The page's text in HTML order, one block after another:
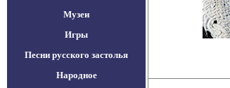
Музеи
Игры
Песни русского застолья
Народное